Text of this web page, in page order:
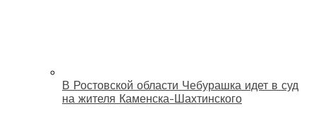
В Ростовской области Чебурашка идет в суд
на жителя Каменска-Шахтинского